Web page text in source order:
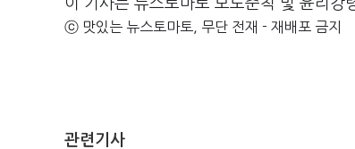
이 기사는 뉴스토마토 보도준칙 및 윤리강
ⓒ 맛있는 뉴스토마토, 무단 전재 - 재배포 금지
관련기사